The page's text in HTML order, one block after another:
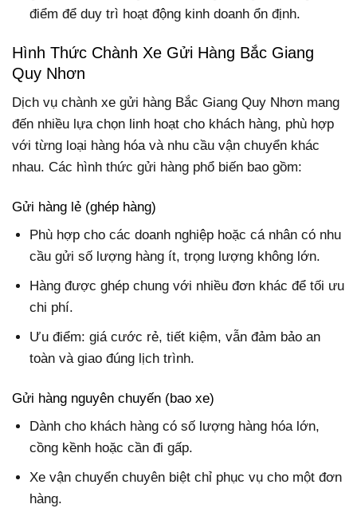
điểm để duy trì hoạt động kinh doanh ổn định.
Hình Thức Chành Xe Gửi Hàng Bắc Giang
Quy Nhơn
Dịch vụ chành xe gửi hàng Bắc Giang Quy Nhơn mang
đến nhiều lựa chọn linh hoạt cho khách hàng, phù hợp
với từng loại hàng hóa và nhu cầu vận chuyển khác
nhau. Các hình thức gửi hàng phổ biến bao gồm:
Gửi hàng lẻ (ghép hàng)
Phù hợp cho các doanh nghiệp hoặc cá nhân có nhu
cầu gửi số lượng hàng ít, trọng lượng không lớn.
Hàng được ghép chung với nhiều đơn khác để tối ưu
chi phí.
Ưu điểm: giá cước rẻ, tiết kiệm, vẫn đảm bảo an
toàn và giao đúng lịch trình.
Gửi hàng nguyên chuyến (bao xe)
Dành cho khách hàng có số lượng hàng hóa lớn,
cồng kềnh hoặc cần đi gấp.
Xe vận chuyển chuyên biệt chỉ phục vụ cho một đơn
hàng.